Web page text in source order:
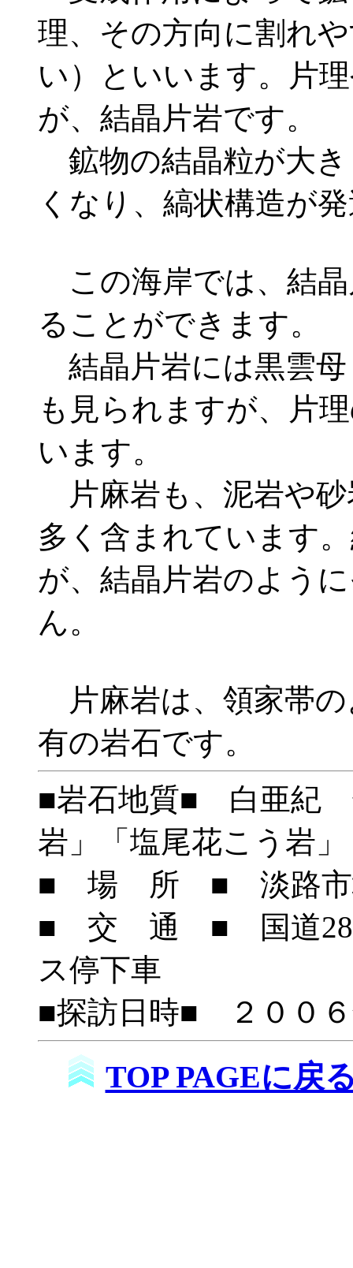
理、その方向に割れ
い）といいます。片
が、結晶片岩です。
鉱物の結晶粒が大
くなり、縞状構造が
この海岸では、結
ることができます。
結晶片岩には黒雲母
も見られますが、片
います。
片麻岩も、泥岩や砂
多く含まれています
が、結晶片岩のよう
ん。
片麻岩は、領家帯の
有の岩石です。
■岩石地質■ 白亜紀
岩」「塩尾花こう岩」
■ 場 所 ■ 淡路市
■ 交 通 ■ 国道28
ス停下車
■探訪日時■ ２００
TOP PAGEに戻